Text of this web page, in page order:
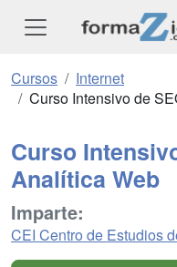
Cursos
Internet
Curso Intensivo de
Curso
Analítica Web
Imparte:
CEI Centro de Estudios